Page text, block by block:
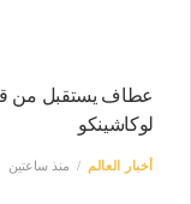
عطاف يستقبل من
لوكاشينكو
أخبار العالم منذ ساعتين